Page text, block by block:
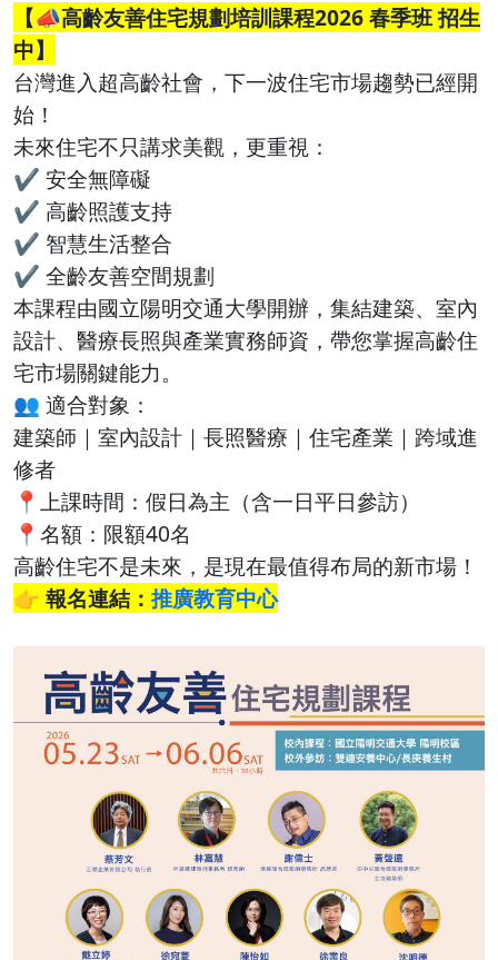
【📣高齡友善住宅規劃培訓課程2026 春季班 招生
中】
台灣進入超高齡社會，下一波住宅市場趨勢已經開
始！
未來住宅不只講求美觀，更重視：
✔ 安全無障礙
✔ 高齡照護支持
✔ 智慧生活整合
✔ 全齡友善空間規劃
本課程由國立陽明交通大學開辦，集結建築、室內
設計、醫療長照與產業實務師資，帶您掌握高齡住
宅市場關鍵能力。
👥 適合對象：
建築師｜室內設計｜長照醫療｜住宅產業｜跨域進
修者
📍上課時間：假日為主（含一日平日參訪）
📍名額：限額40名
高齡住宅不是未來，是現在最值得布局的新市場！
👉 報名連結： 推廣教育中心